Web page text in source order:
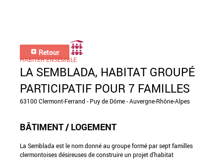
Retour
HABITER ENSEMBLE
LA SEMBLADA, HABITAT GROUPÉ
PARTICIPATIF POUR 7 FAMILLES
63100 Clermont-Ferrand - Puy de Dôme - Auvergne-Rhône-Alpes
BÂTIMENT / LOGEMENT
La Semblada est le nom donné au groupe formé par sept familles
clermontoises désireuses de construire un projet d’habitat